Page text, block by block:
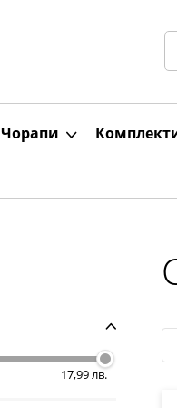
Чорапи
17,99 лв.